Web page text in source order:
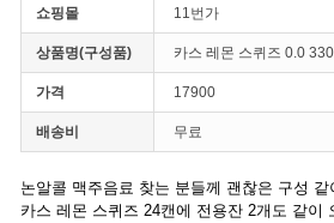
쇼핑몰 11번가
상품명(구성품) 카스 레몬 스퀴즈 0.0
가격 17900
배송비 무료
논알콜 맥주음료 찾는 분들께 괜찮은 구성 같
카스 레몬 스퀴즈 24캔에 전용잔 2개도 같이